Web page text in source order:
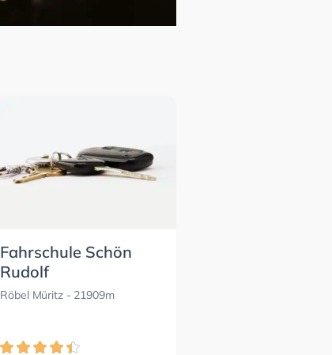
Fahrschule Schön
Rudolf
Röbel Müritz- 21909m